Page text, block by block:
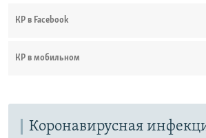
КР в Facebook
КР в мобильном
Коронавирусная